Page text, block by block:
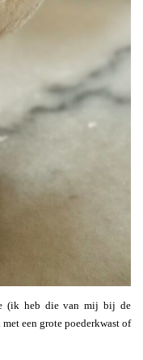
(ik heb die van mij bij de
een grote poederkwast of